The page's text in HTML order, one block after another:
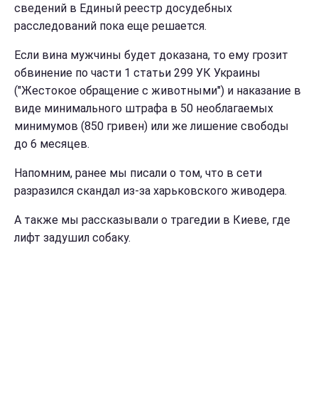
сведений в Единый реестр досудебных
расследований пока еще решается.
Если вина мужчины будет доказана, то ему грозит
обвинение по части 1 статьи 299 УК Украины
("Жестокое обращение с животными") и наказание в
виде минимального штрафа в 50 необлагаемых
минимумов (850 гривен) или же лишение свободы
до 6 месяцев.
Напомним, ранее мы писали о том, что в сети
разразился скандал из-за харьковского живодера.
А также мы рассказывали о трагедии в Киеве, где
лифт задушил собаку.